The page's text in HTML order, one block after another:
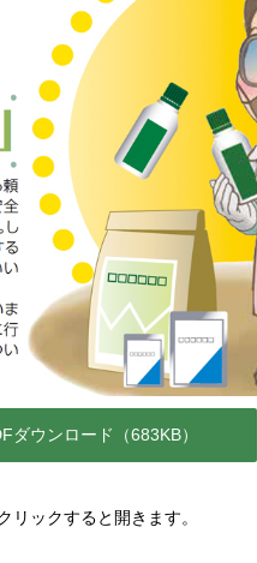
ダウンロード（683KB）
リックすると開きます。